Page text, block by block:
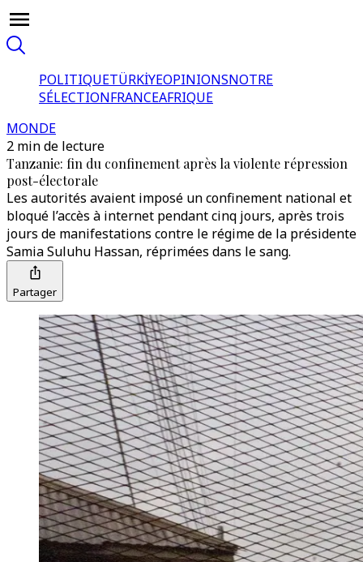
POLITIQUETÜRKİYEOPINIONSNOTRE
SÉLECTIONFRANCEAFRIQUE
MONDE
2 min de lecture
Tanzanie: fin du confinement après la violente répression
post-électorale
Les autorités avaient imposé un confinement national et
bloqué l’accès à internet pendant cinq jours, après trois
jours de manifestations contre le régime de la présidente
Samia Suluhu Hassan, réprimées dans le sang.
Partager